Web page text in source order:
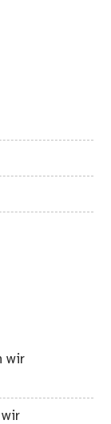
wir